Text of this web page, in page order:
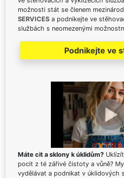
možnosti stát se členem
SERVICES a podnikejte ve
službách s neomezenými
Podnikejte ve
Máte cit a sklony k úklidům?
pocit z té zářivé čistoty a vůně?
vydělávat a podnikat v úklidových